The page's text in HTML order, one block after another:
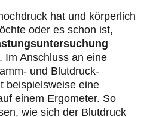
hat und körperlich
oder es schon ist,
Im Anschluss an eine
und Blutdruck-
beispielsweise eine
einem Ergometer. So
wie sich der Blutdruck